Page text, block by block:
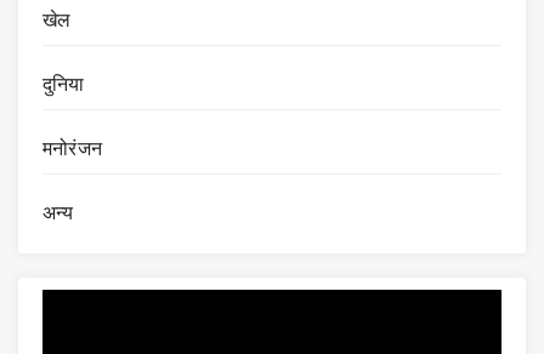
खेल
दुनिया
मनोरंजन
अन्य